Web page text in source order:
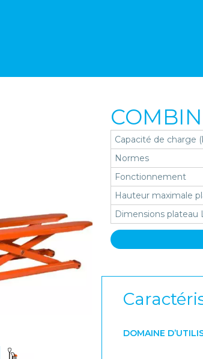
Capacité de charge
Normes
Fonctionnement
Hauteur maximale
Dimensions plateau
DOMAINE